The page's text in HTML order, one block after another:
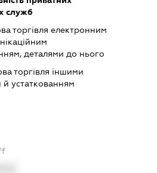
служб
торгівля електронним
деталями до нього
торгівля іншими
устаткованням